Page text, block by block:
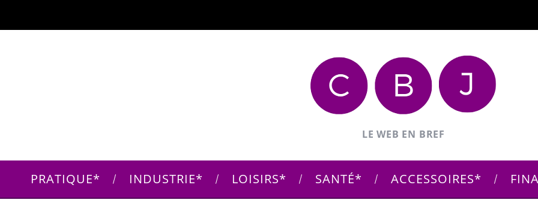
LE WEB EN BREF
PRATIQUE INDUSTRIE LOISIRS SANTÉ ACCESSOIRES